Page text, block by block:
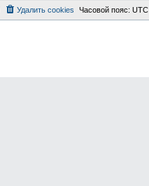
Часовой пояс: UTC
Удалить cookies